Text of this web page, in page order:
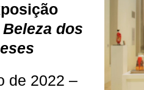
dos
de 2022 –